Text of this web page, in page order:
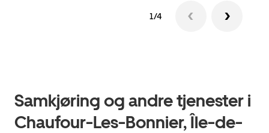
1/4
Samkjøring og andre tjenester i
Chaufour-Les-Bonnier, Île-de-